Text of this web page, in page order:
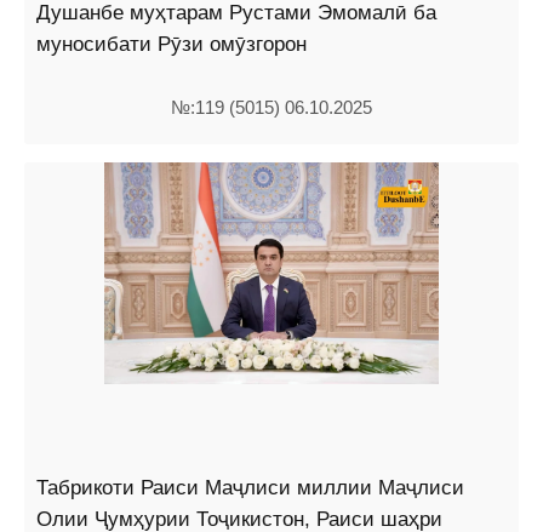
Душанбе муҳтарам Рустами Эмомалӣ ба
муносибати Рӯзи омӯзгорон
№:119 (5015) 06.10.2025
Табрикоти Раиси Маҷлиси миллии Маҷлиси
Олии Ҷумҳурии Тоҷикистон, Раиси шаҳри